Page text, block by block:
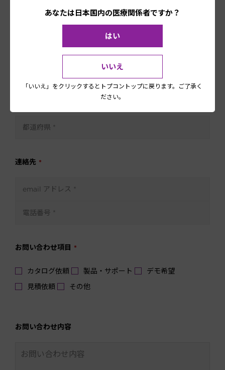
あなたは日本国内の医療関係者ですか？
はい
いいえ
「いいえ」をクリックするとトプコントップに戻ります。ご了承く
ださい。